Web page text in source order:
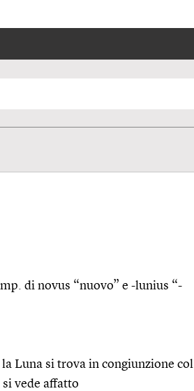
di novus “nuovo” e -lunius “-
Luna si trova in congiunzione col
si vede affatto